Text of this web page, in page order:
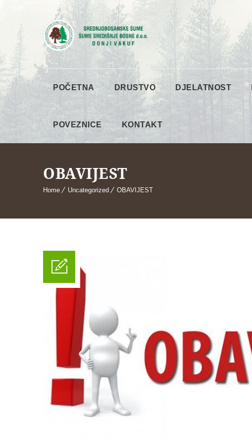
POČETNA DRUSTVO DJELATNOST
POVEZNICE KONTAKT
OBAVIJEST
Home Uncategorized OBAVIJEST